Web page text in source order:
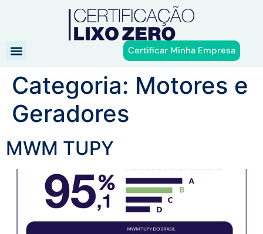
Certificar Minha Empresa
Categoria: Motores e
Geradores
MWM TUPY